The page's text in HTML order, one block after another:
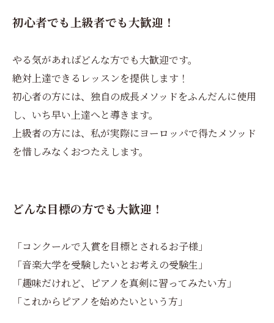
初心者でも上級者でも大歓迎！
やる気があればどんな方でも大歓迎です。
絶対上達できるレッスンを提供します！
初心者の方には、独自の成長メソッドをふんだんに使用
し、いち早い上達へと導きます。
上級者の方には、私が実際にヨーロッパで得たメソッド
を惜しみなくおつたえします。
どんな目標の方でも大歓迎！
「コンクールで入賞を目標とされるお子様」
「音楽大学を受験したいとお考えの受験生」
「趣味だけれど、ピアノを真剣に習ってみたい方」
「これからピアノを始めたいという方」